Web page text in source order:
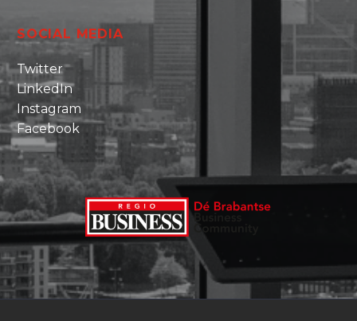
SOCIAL MEDIA
Twitter
LinkedIn
Instagram
Facebook